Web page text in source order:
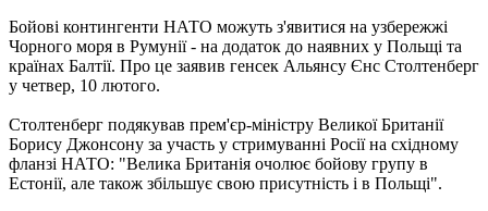
Бойові контингенти НАТО можуть з'явитися на узбережжі
Чорного моря в Румунії - на додаток до наявних у Польщі та
країнах Балтії. Про це заявив генсек Альянсу Єнс Столтенберг
у четвер, 10 лютого.
Столтенберг подякував прем'єр-міністру Великої Британії
Борису Джонсону за участь у стримуванні Росії на східному
фланзі НАТО: "Велика Британія очолює бойову групу в
Естонії, але також збільшує свою присутність і в Польщі".